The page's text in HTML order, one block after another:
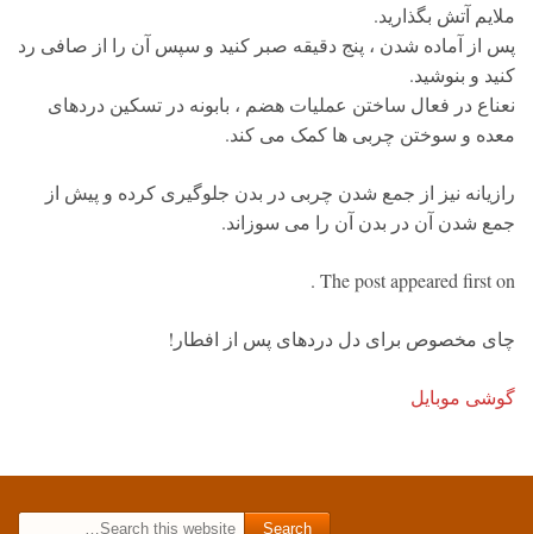
ملایم آتش بگذارید.
پس از آماده شدن ، پنج دقیقه صبر کنید و سپس آن را از صافی رد
کنید و بنوشید.
نعناع در فعال ساختن عملیات هضم ، بابونه در تسکین دردهای
معده و سوختن چربی ها کمک می کند.
رازیانه نیز از جمع شدن چربی در بدن جلوگیری کرده و پیش از
جمع شدن آن در بدن آن را می سوزاند.
The post appeared first on .
چای مخصوص برای دل دردهای پس از افطار!
گوشی موبایل